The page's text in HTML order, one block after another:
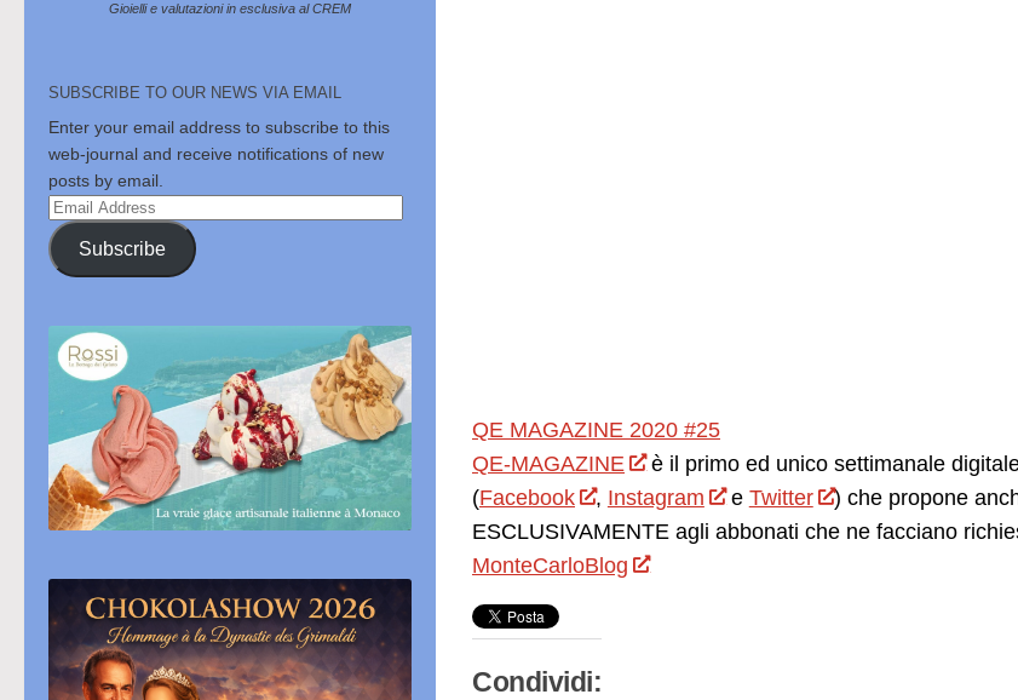
QE MAGAZINE 2020 #25
QE-MAGAZINE
è il primo ed unico settimanale
(Facebook , Instagram e Twitter
) che propone
ESCLUSIVAMENTE agli abbonati che ne facciano
MonteCarloBlog
Condividi:
Gioielli e valutazioni in esclusiva al CREM
SUBSCRIBE TO OUR NEWS VIA EMAIL
Enter your email address to subscribe to this
web-journal and receive notifications of new
posts by email.
Email
Address
Subscribe